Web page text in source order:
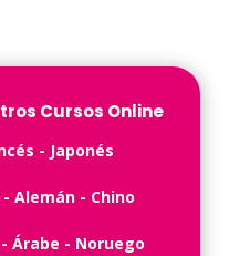
Cursos Online
-️ Japonés
Alemán - Chino
Árabe - Noruego